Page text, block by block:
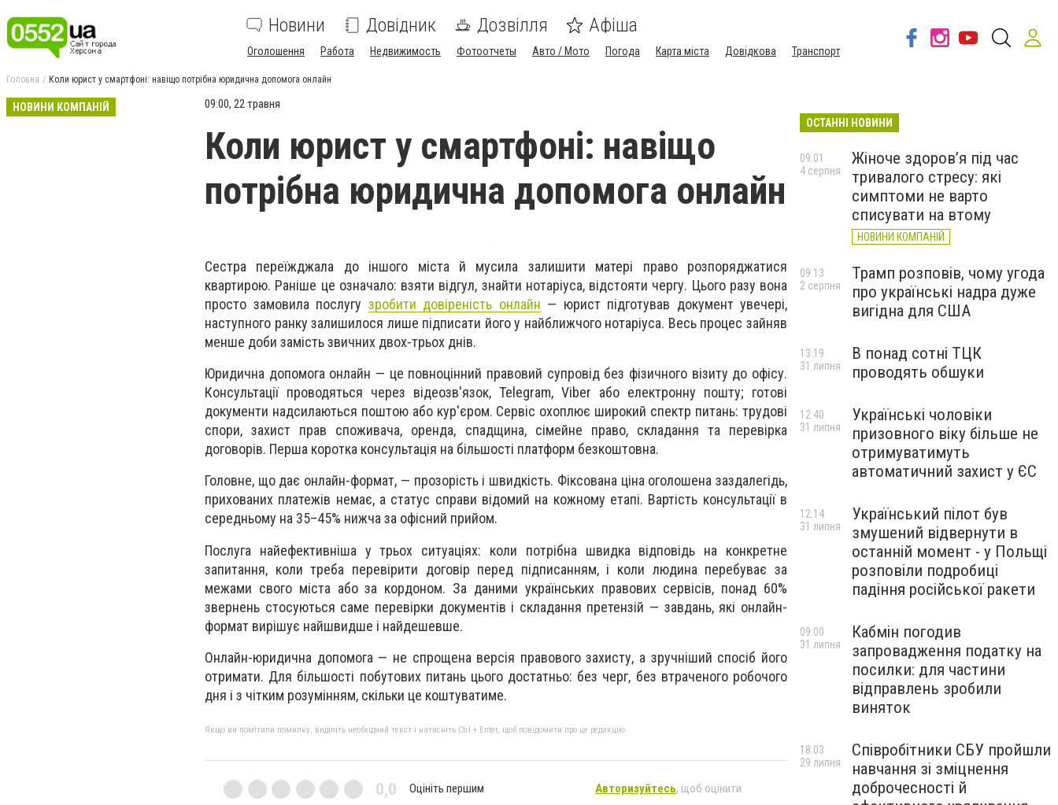
Новини Довідник Дозвілля Афіша
Оголошення Работа Недвижимость Фотоотчеты Авто / Мото Погода Карта міста Довідкова Транспорт
Головна Коли юрист у смартфоні: навіщо потрібна юридична допомога онлайн
НОВИНИ КОМПАНІЙ 09:00, 22 травня
Коли юрист у смартфоні: навіщо
потрібна юридична допомога онлайн
Сестра переїжджала до іншого міста й мусила залишити матері право розпоряджатися
квартирою. Раніше це означало: взяти відгул, знайти нотаріуса, відстояти чергу. Цього разу вона
просто замовила послугу зробити довіреність онлайн — юрист підготував документ увечері,
наступного ранку залишилося лише підписати його у найближчого нотаріуса. Весь процес зайняв
менше доби замість звичних двох-трьох днів.
Юридична допомога онлайн — це повноцінний правовий супровід без фізичного візиту до офісу.
Консультації проводяться через відеозв'язок, Telegram, Viber або електронну пошту; готові
документи надсилаються поштою або кур'єром. Сервіс охоплює широкий спектр питань: трудові
спори, захист прав споживача, оренда, спадщина, сімейне право, складання та перевірка
договорів. Перша коротка консультація на більшості платформ безкоштовна.
Головне, що дає онлайн-формат, — прозорість і швидкість. Фіксована ціна оголошена заздалегідь,
прихованих платежів немає, а статус справи відомий на кожному етапі. Вартість консультації в
середньому на 35–45% нижча за офісний прийом.
Послуга найефективніша у трьох ситуаціях: коли потрібна швидка відповідь на конкретне
запитання, коли треба перевірити договір перед підписанням, і коли людина перебуває за
межами свого міста або за кордоном. За даними українських правових сервісів, понад 60%
звернень стосуються саме перевірки документів і складання претензій — завдань, які онлайн-
формат вирішує найшвидше і найдешевше.
Онлайн-юридична допомога — не спрощена версія правового захисту, а зручніший спосіб його
отримати. Для більшості побутових питань цього достатньо: без черг, без втраченого робочого
дня і з чітким розумінням, скільки це коштуватиме.
Якщо ви помітили помилку, виділіть необхідний текст і натисніть Ctrl + Enter, щоб повідомити про це редакцію
0,0 Оцініть першим Авторизуйтесь, щоб оцінити
ОСТАННІ НОВИНИ
Жіноче здоров’я під час
тривалого стресу: які
симптоми не варто
списувати на втому
НОВИНИ КОМПАНІЙ
09:01
4 серпня
Трамп розповів, чому угода
про українські надра дуже
вигідна для США
09:13
2 серпня
В понад сотні ТЦК
проводять обшуки
13:19
31 липня
Українські чоловіки
призовного віку більше не
отримуватимуть
автоматичний захист у ЄС
12:40
31 липня
Український пілот був
змушений відвернути в
останній момент - у Польщі
розповіли подробиці
падіння російської ракети
12:14
31 липня
Кабмін погодив
запровадження податку на
посилки: для частини
відправлень зробили
виняток
09:00
31 липня
Співробітники СБУ пройшли
навчання зі зміцнення
доброчесності й
18:03
29 липня